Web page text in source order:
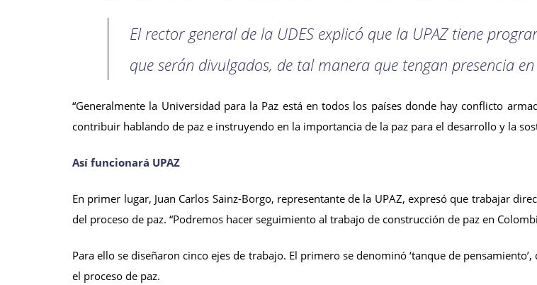
El rector general de la UDES explicó que la UPAZ tiene
que serán divulgados, de tal manera que tengan presencia
“Generalmente la Universidad para la Paz está en todos los países donde hay conflicto
contribuir hablando de paz e instruyendo en la importancia de la paz para el desarrollo y la
Así funcionará UPAZ
En primer lugar, Juan Carlos Sainz-Borgo, representante de la UPAZ, expresó que trabajar
del proceso de paz. “Podremos hacer seguimiento al trabajo de construcción de paz en
Para ello se diseñaron cinco ejes de trabajo. El primero se denominó ‘tanque de
el proceso de paz.